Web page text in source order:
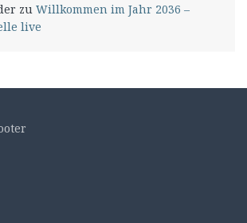
zu Willkommen im Jahr 2036 –
live